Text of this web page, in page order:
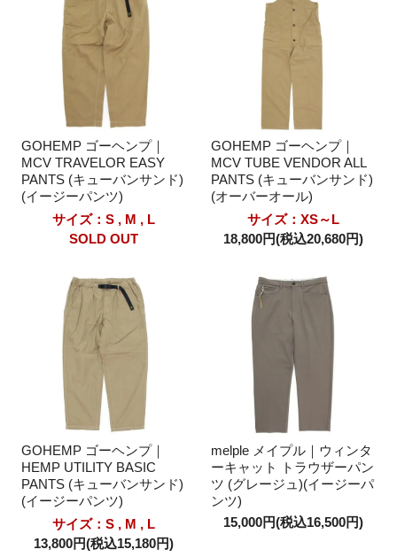
GOHEMP ゴーヘンプ｜
MCV TRAVELOR EASY
PANTS (キューバンサンド)
(イージーパンツ)
サイズ：S , M , L
SOLD OUT
GOHEMP ゴーヘンプ｜
MCV TUBE VENDOR ALL
PANTS (キューバンサンド)
(オーバーオール)
サイズ：XS～L
18,800円(税込20,680円)
GOHEMP ゴーヘンプ｜
HEMP UTILITY BASIC
PANTS (キューバンサンド)
(イージーパンツ)
サイズ：S , M , L
13,800円(税込15,180円)
melple メイプル｜ウィンタ
ーキャット トラウザーパン
ツ (グレージュ)(イージーパ
ンツ)
15,000円(税込16,500円)